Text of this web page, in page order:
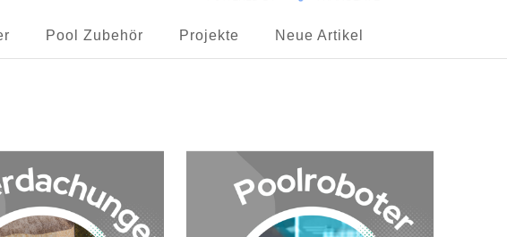
Pool Zubehör Projekte Neue Artikel